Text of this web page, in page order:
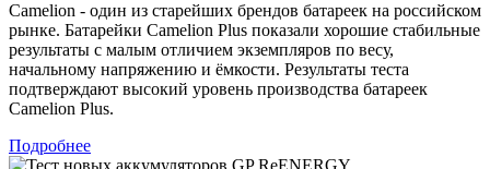
Camelion - один из старейших брендов батареек на российском
рынке. Батарейки Camelion Plus показали хорошие стабильные
результаты с малым отличием экземпляров по весу,
начальному напряжению и ёмкости. Результаты теста
подтверждают высокий уровень производства батареек
Camelion Plus.
Подробнее